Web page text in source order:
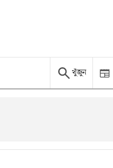
খুঁজুন